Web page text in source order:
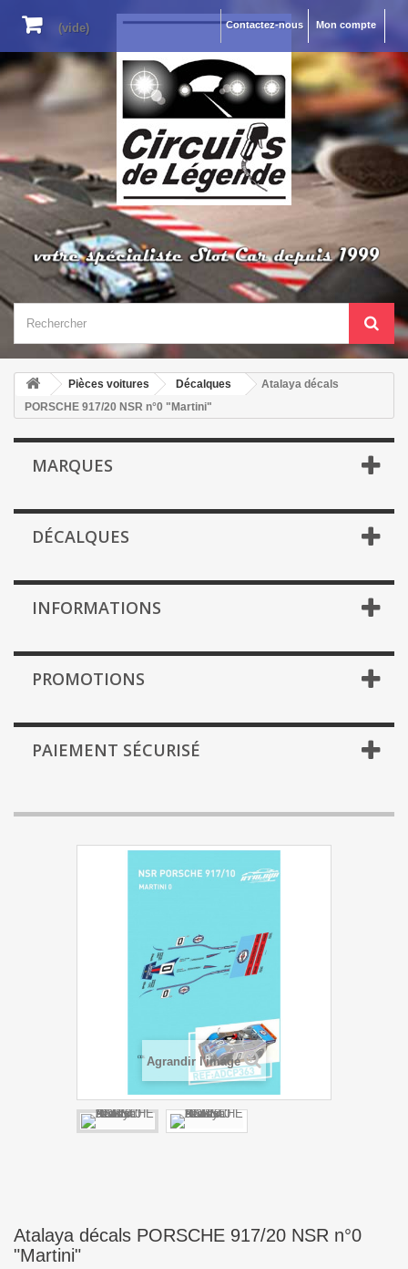
Mon compte
Contactez-nous
(vide)
Pièces voitures Décalques
Atalaya décals
PORSCHE 917/20 NSR n°0 "Martini"
MARQUES
DÉCALQUES
INFORMATIONS
PROMOTIONS
PAIEMENT SÉCURISÉ
Agrandir l'image
Atalaya décals PORSCHE 917/20 NSR n°0
"Martini"